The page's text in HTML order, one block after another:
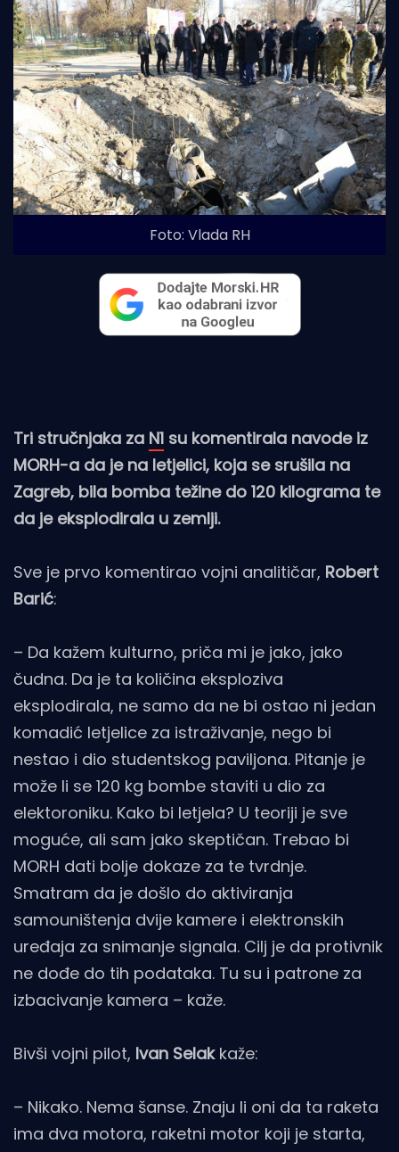
Foto: Vlada RH
Tri stručnjaka za N1 su komentirala navode iz
MORH-a da je na letjelici, koja se srušila na
Zagreb, bila bomba težine do 120 kilograma te
da je eksplodirala u zemlji.
Sve je prvo komentirao vojni analitičar, Robert
Barić:
– Da kažem kulturno, priča mi je jako, jako
čudna. Da je ta količina eksploziva
eksplodirala, ne samo da ne bi ostao ni jedan
komadić letjelice za istraživanje, nego bi
nestao i dio studentskog paviljona. Pitanje je
može li se 120 kg bombe staviti u dio za
elektoroniku. Kako bi letjela? U teoriji je sve
moguće, ali sam jako skeptičan. Trebao bi
MORH dati bolje dokaze za te tvrdnje.
Smatram da je došlo do aktiviranja
samouništenja dvije kamere i elektronskih
uređaja za snimanje signala. Cilj je da protivnik
ne dođe do tih podataka. Tu su i patrone za
izbacivanje kamera – kaže.
Bivši vojni pilot, Ivan Selakkaže:
– Nikako. Nema šanse. Znaju li oni da ta raketa
ima dva motora, raketni motor koji je starta,